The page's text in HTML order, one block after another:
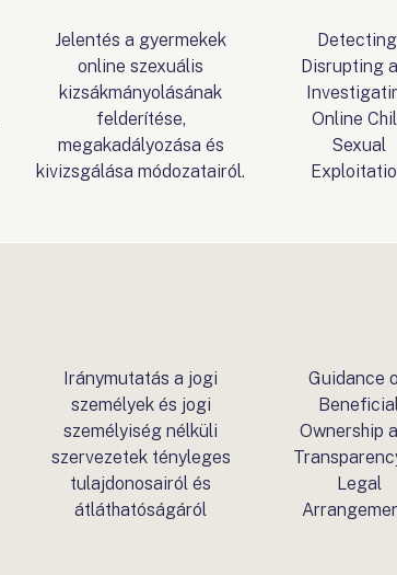
Jelentés a gyermekek
online szexuális
kizsákmányolásának
felderítése,
megakadályozása és
kivizsgálása módozatairól.
Disrupting
Online
Sexual
Iránymutatás a jogi
személyek és jogi
személyiség nélküli
szervezetek tényleges
tulajdonosairól és
átláthatóságáról
Guidance
Ownership
Legal